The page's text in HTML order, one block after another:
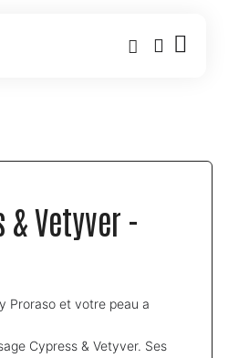
& Vetyver -
Proraso et votre peau a
Cypress & Vetyver. Ses